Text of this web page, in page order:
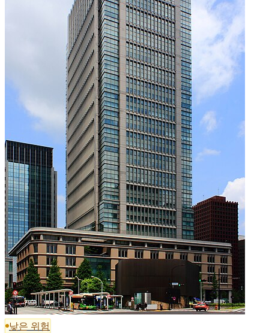
낮은 위험